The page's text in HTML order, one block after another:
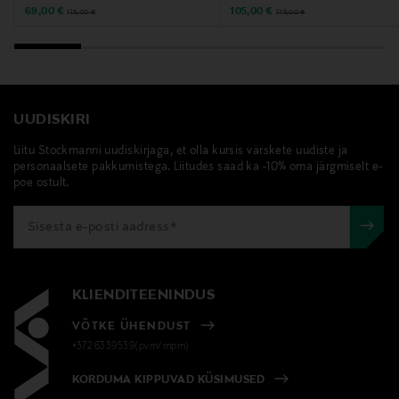
Discounted Price
69,00 € Original Price
115,00 €
Discounted Price
105,00 € Original Price
175,00 €
UUDISKIRI
Liitu Stockmanni uudiskirjaga, et olla kursis värskete uudiste ja
personaalsete pakkumistega. Liitudes saad ka -10% oma järgmiselt e-
poe ostult.
KLIENDITEENINDUS
VÕTKE ÜHENDUST
+372 6339539(pvm/mpm)
KORDUMA KIPPUVAD KÜSIMUSED